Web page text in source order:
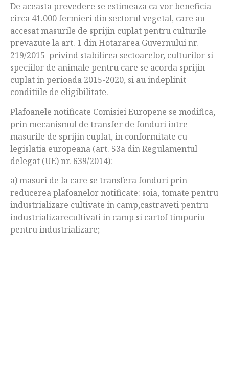
De aceasta prevedere se estimeaza ca vor beneficia
circa 41.000 fermieri din sectorul vegetal, care au
accesat masurile de sprijin cuplat pentru culturile
prevazute la art. 1 din Hotararea Guvernului nr.
219/2015 privind stabilirea sectoarelor, culturilor si
speciilor de animale pentru care se acorda sprijin
cuplat in perioada 2015-2020, si au indeplinit
conditiile de eligibilitate.
Plafoanele notificate Comisiei Europene se modifica,
prin mecanismul de transfer de fonduri intre
masurile de sprijin cuplat, in conformitate cu
legislatia europeana (art. 53a din Regulamentul
delegat (UE) nr. 639/2014):
a) masuri de la care se transfera fonduri prin
reducerea plafoanelor notificate: soia, tomate pentru
industrializare cultivate in camp,castraveti pentru
industrializarecultivati in camp si cartof timpuriu
pentru industrializare;